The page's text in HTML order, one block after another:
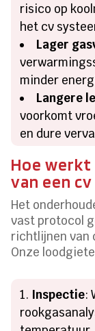
risico op
het cv
Lager
minder
Langere
voorkomt
en dure
Hoe
van een
Het
vast protocol
richtlijnen van
Onze
Inspectie: